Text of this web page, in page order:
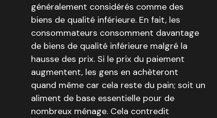
généralement considérés comme des
biens de qualité inférieure. En fait, les
consommateurs consomment davantage
de biens de qualité inférieure malgré la
hausse des prix. Si le prix du paiement
augmentent, les gens en achèteront
quand même car cela reste du pain; soit un
aliment de base essentielle pour de
nombreux ménage. Cela contredit